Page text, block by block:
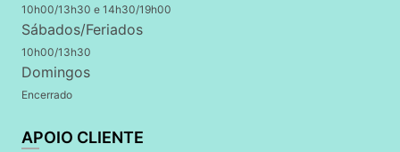
10h00/13h30 e 14h30/19h00
Sábados/Feriados
10h00/13h30
Domingos
Encerrado
APOIO CLIENTE